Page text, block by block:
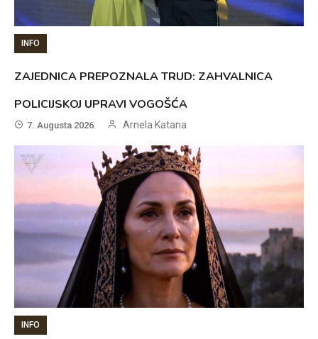
INFO
ZAJEDNICA PREPOZNALA TRUD: ZAHVALNICA
POLICIJSKOJ UPRAVI VOGOŠĆA
7. Augusta 2026. Arnela Katana
INFO